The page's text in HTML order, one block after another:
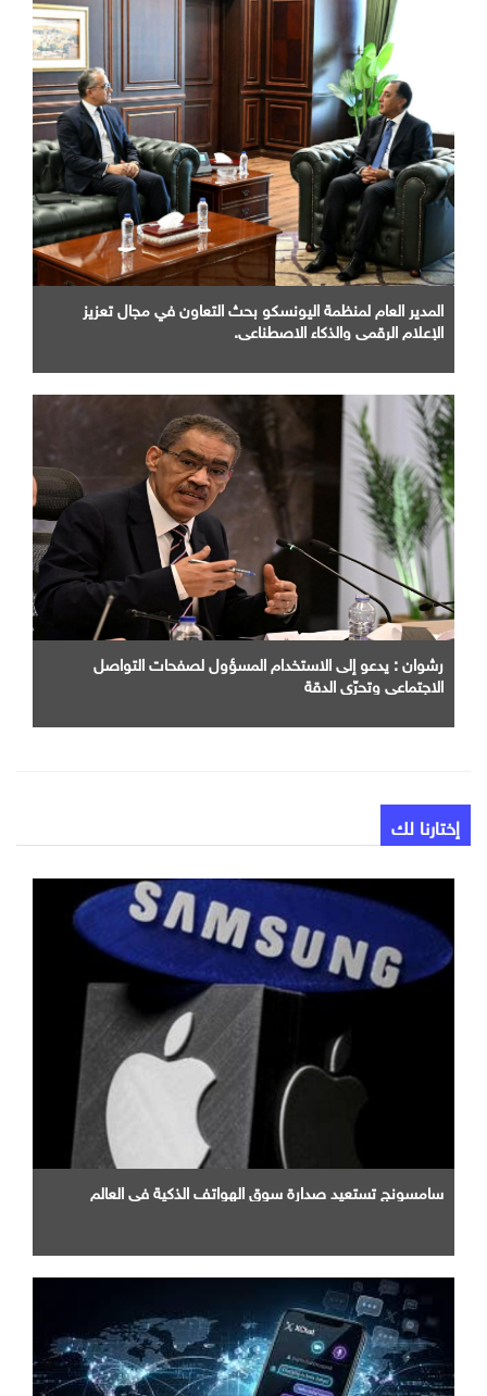
المدير العام لمنظمة اليونسكو بحث التعاون في مجال تعزيز
الإعلام الرقمي والذكاء الاصطناعي.
رشوان : يدعو إلى الاستخدام المسؤول لصفحات التواصل
الاجتماعي وتحرّي الدقة
إختارنا لك
سامسونج تستعيد صدارة سوق الهواتف الذكية في العالم